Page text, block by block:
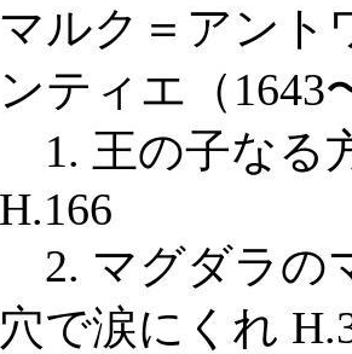
マルク＝アント
ンティエ（1643
1. 王の子なる
H.166
2. マグダラの
穴で涙にくれ